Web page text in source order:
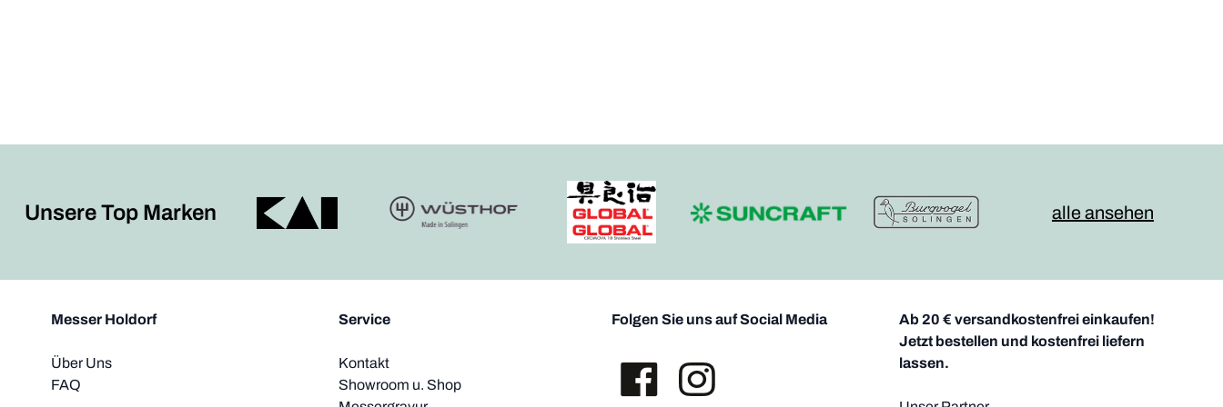
Unsere Top Marken alle ansehen
Messer Holdorf
Über Uns
FAQ
Service
Kontakt
Showroom u. Shop
Folgen Sie uns auf Social Media
Ab 20 € versandkostenfrei einkaufen!
Jetzt bestellen und kostenfrei liefern
lassen.